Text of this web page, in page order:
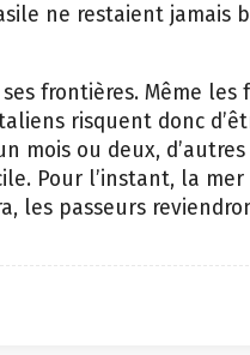
ne restaient jamais
frontières. Même
risquent donc
mois ou deux,
Pour l’instant, la
les passeurs